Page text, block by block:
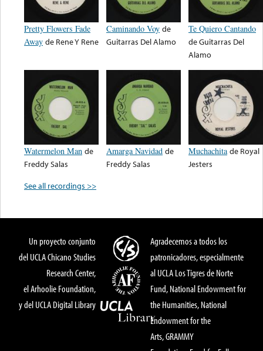
Pretty Flowers Fade
Away de Rene Y Rene
Caminando Voy de
Guitarras Del Alamo
Te Quiero Cantando
deGuitarras Del
Alamo
Watermelon Man de
Freddy Salas
Amarga Navidad de
Freddy Salas
Muchachita de Royal
Jesters
See all recordings >>
Un proyecto conjunto
del UCLA Chicano Studies
Research Center,
el Arhoolie Foundation,
y del UCLA Digital Library
Agradecemos a todos los
patronicadores, especialmente
al UCLA Los Tigres de Norte
Fund, National Endowment for
the Humanities, National
Endowment for the
Arts, GRAMMY